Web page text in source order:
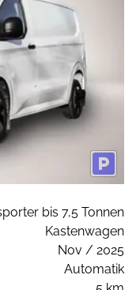
bis 7,5 Tonnen
Kastenwagen
Nov / 2025
Automatik